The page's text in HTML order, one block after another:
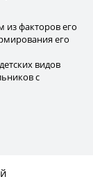
из факторов его
его
видов
с